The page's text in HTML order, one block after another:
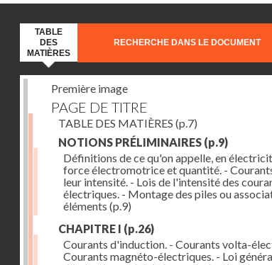
TABLE
DES
MATIÈRES
RECHERCHE DANS LE DOCUMENT
Première image
PAGE DE TITRE
TABLE DES MATIÈRES (p.7)
NOTIONS PRÉLIMINAIRES (p.9)
Définitions de ce qu'on appelle, en
force électromotrice et quantité. -
leur intensité. - Lois de l'intensité des
électriques. - Montage des piles ou
éléments (p.9)
CHAPITRE I (p.26)
Courants d'induction. - Courants volta-
Courants magnéto-électriques. - Loi